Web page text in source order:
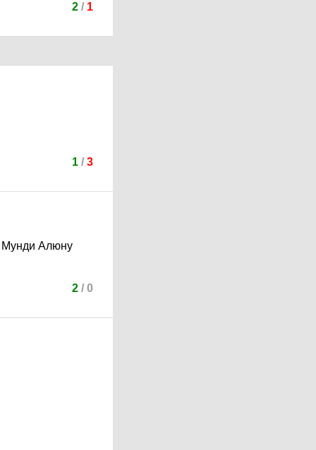
2/ 1
1/ 3
Мунди Алюну
2/ 0